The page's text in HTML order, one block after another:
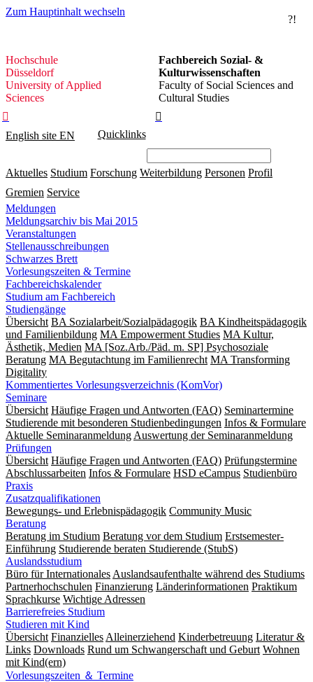
Zum Hauptinhalt wechseln
?!
Hochschule
Düsseldorf
Hochschule
Düsseldorf
University of Applied
Sciences
Fachbereich Sozial- &
Kulturwissenschaften
Faculty of Social Sciences and
Cultural Studies


English site EN Quicklinks
Aktuelles Studium Forschung Weiterbildung Personen Profil
Gremien Service
Meldungen
Meldungsarchiv bis Mai 2015
Veranstaltungen
Stellenausschreibungen
Schwarzes Brett
Vorlesungszeiten & Termine
Fachbereichskalender
Studium am Fachbereich
Studiengänge
Übersicht BA Sozialarbeit/Sozialpädagogik BA Kindheitspädagogik
und Familienbildung MA Empowerment Studies MA Kultur,
Ästhetik, Medien MA [Soz.Arb./Päd. m. SP] Psychosoziale
Beratung MA Begut­ach­tung im Fami­lien­recht MA Transforming
Digitality
Kommentiertes Vorlesungsverzeichnis (KomVor)
Seminare
Übersicht Häufige Fragen und Antworten (FAQ) Seminartermine
Studierende mit besonderen Studienbedingungen Infos & Formulare
Aktuelle Seminaranmeldung Auswertung der Seminaranmeldung
Prüfungen
Übersicht Häufige Fragen und Antworten (FAQ) Prüfungstermine
Abschlussarbeiten Infos & Formulare HSD eCampus Studienbüro
Praxis
Zusatzqualifikationen
Bewegungs- und Erlebnispädagogik Community Music
Beratung
Beratung im Studium Beratung vor dem Studium Erstsemester-
Einführung Studierende beraten Studierende (StubS)
Auslandsstudium
Büro für Internationales Auslandsaufenthalte während des Studiums
Partnerhochschulen Finanzierung Länderinformationen Praktikum
Sprachkurse Wichtige Adressen
Barrierefreies Studium
Studieren mit Kind
Übersicht Finanzielles Alleinerziehend Kinderbetreuung Literatur &
Links Downloads Rund um Schwangerschaft und Geburt Wohnen
mit Kind(ern)
Vorlesungszeiten ＆ Termine